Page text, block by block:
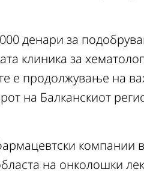
денари за
клиника за
е продолжување на
на Балканскиот
компании
на онколошки